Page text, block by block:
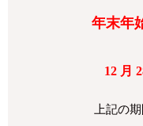
年末年
12 月
上記の